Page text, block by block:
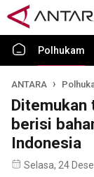
Polhukam
ANTARA
Ditemukan
berisi
Indonesia
Selasa, 24